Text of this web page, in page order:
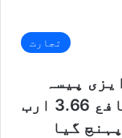
تجارت
ایزی پیسہ
بینک کا قبل از ٹیکس منافع 3.66 ارب
گیا